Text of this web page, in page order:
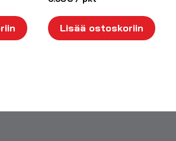
Lisää ostoskoriin